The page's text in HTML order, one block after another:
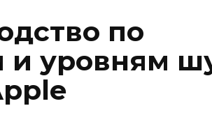
по
и уровням